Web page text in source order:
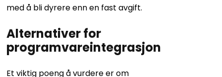
med å bli dyrere enn en fast avgift.
Alternativer for
programvareintegrasjon
Et viktig poeng å vurdere er om